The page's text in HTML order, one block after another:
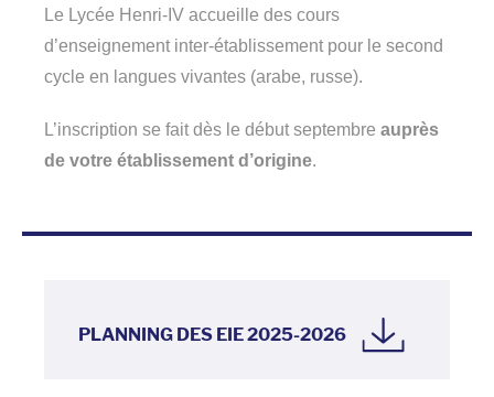
Le Lycée Henri-IV accueille des cours
d’enseignement inter-établissement pour le second
cycle en langues vivantes (arabe, russe).
L’inscription se fait dès le début septembre auprès
de votre établissement d’origine.
PLANNING DES EIE 2025-2026